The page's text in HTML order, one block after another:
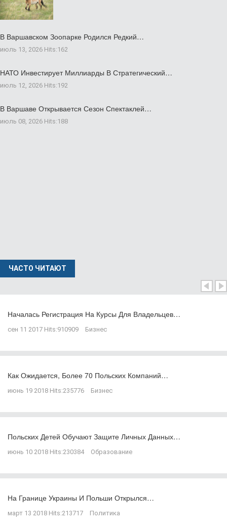
В Варшавском Зоопарке Родился Редкий…
июль 13, 2026 Hits:162
НАТО Инвестирует Миллиарды В Стратегический…
июль 12, 2026 Hits:192
В Варшаве Открывается Сезон Спектаклей…
июль 08, 2026 Hits:188
ЧАСТО ЧИТАЮТ
Началась Регистрация На Курсы Для Владельцев…
сен 11 2017 Hits:910909 Бизнес
Как Ожидается, Более 70 Польских Компаний…
июнь 19 2018 Hits:235776 Бизнес
Польских Детей Обучают Защите Личных Данных…
июнь 10 2018 Hits:230384 Образование
На Границе Украины И Польши Открылся…
март 13 2018 Hits:213717 Политика